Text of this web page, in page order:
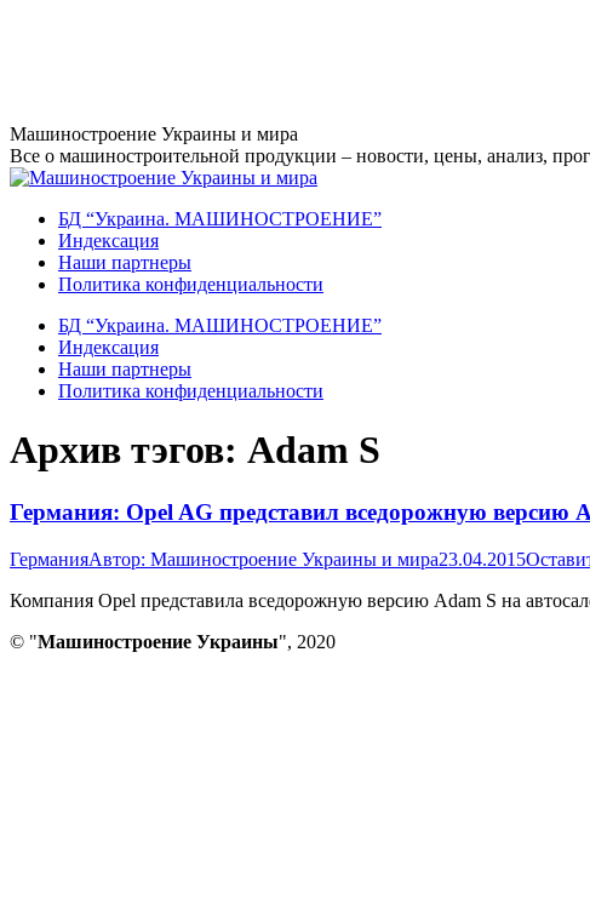
Перейти
к
содержанию
Машиностроение Украины и мира
Все о машиностроительной продукции – новости, цены, анализ,
БД “Украина. МАШИНОСТРОЕНИЕ”
Индекcация
Наши партнеры
Политика конфиденциальности
БД “Украина. МАШИНОСТРОЕНИЕ”
Индекcация
Наши партнеры
Политика конфиденциальности
Архив тэгов: Adam S
Германия: Opel AG представил вседорожную версию
ГерманияАвтор: Машиностроение Украины и мира23.04.2015
Компания Opel представила вседорожную версию Adam S на
© "Машиностроение Украины", 2020